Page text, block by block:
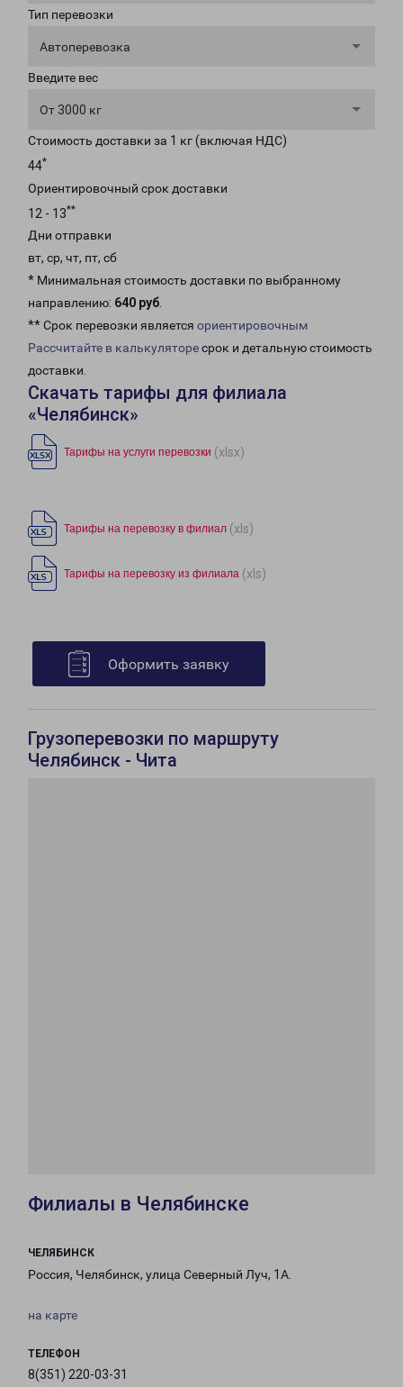
Тип перевозки
Автоперевозка
Введите вес
От 3000 кг
Стоимость доставки за 1 кг (включая НДС)
44*
Ориентировочный срок доставки
12 - 13**
Дни отправки
вт, ср, чт, пт, сб
* Минимальная стоимость доставки по выбранному
направлению: 640 руб.
** Срок перевозки является ориентировочным
Рассчитайте в калькуляторесрок и детальную стоимость
доставки.
Скачать тарифы для филиала
«Челябинск»
Тарифы на услуги перевозки (xlsx)
Тарифы на перевозку в филиал (xls)
Тарифы на перевозку из филиала (xls)
Оформить заявку
Грузоперевозки по маршруту
Челябинск - Чита
Филиалы в Челябинске
ЧЕЛЯБИНСК
Россия, Челябинск, улица Северный Луч, 1А.
на карте
ТЕЛЕФОН
8(351) 220-03-31